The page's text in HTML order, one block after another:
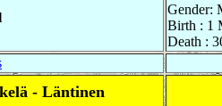
Gender:
Birth : 1
Death :
- Läntinen